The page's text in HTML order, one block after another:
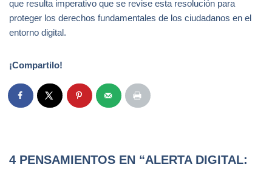
que resulta imperativo que se revise esta resolución para
proteger los derechos fundamentales de los ciudadanos en el
entorno digital.
¡Compartilo!
4 PENSAMIENTOS EN “ALERTA DIGITAL: